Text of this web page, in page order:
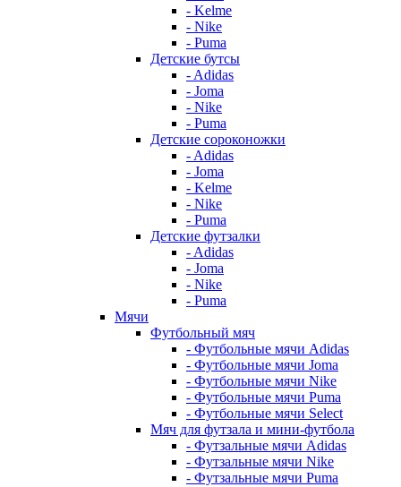
- Kelme
- Nike
- Puma
Детские бутсы
- Adidas
- Joma
- Nike
- Puma
Детские сороконожки
- Adidas
- Joma
- Kelme
- Nike
- Puma
Детские футзалки
- Adidas
- Joma
- Nike
- Puma
Мячи
Футбольный мяч
- Футбольные мячи Adidas
- Футбольные мячи Joma
- Футбольные мячи Nike
- Футбольные мячи Puma
- Футбольные мячи Select
Мяч для футзала и мини-футбола
- Футзальные мячи Adidas
- Футзальные мячи Nike
- Футзальные мячи Puma